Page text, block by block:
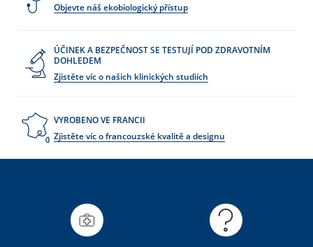
Objevte náš ekobiologický přístup
ÚČINEK A BEZPEČNOST SE TESTUJÍ POD ZDRAVOTNÍM
DOHLEDEM
Zjistěte víc o našich klinických studiích
VYROBENO VE FRANCII
Zjistěte víc o francouzské kvalitě a designu